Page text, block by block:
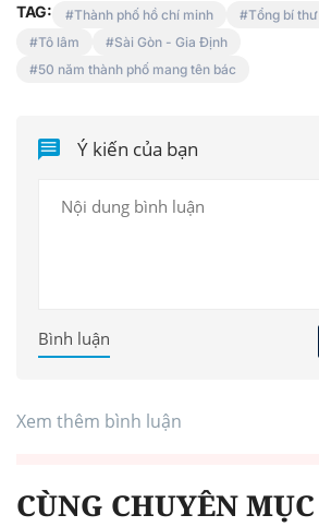
TAG: Thành phố hồ chí minh Tổng bí thư
Tô lâm
Sài Gòn - Gia Định
50 năm thành phố mang tên bác
Ý kiến của bạn
Bình luận
Xem thêm bình luận
CÙNG CHUYÊN MỤC